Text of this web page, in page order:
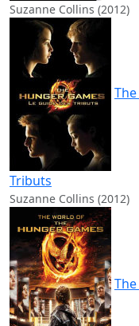
Suzanne Collins (2012)
Tributs
Suzanne Collins (2012)